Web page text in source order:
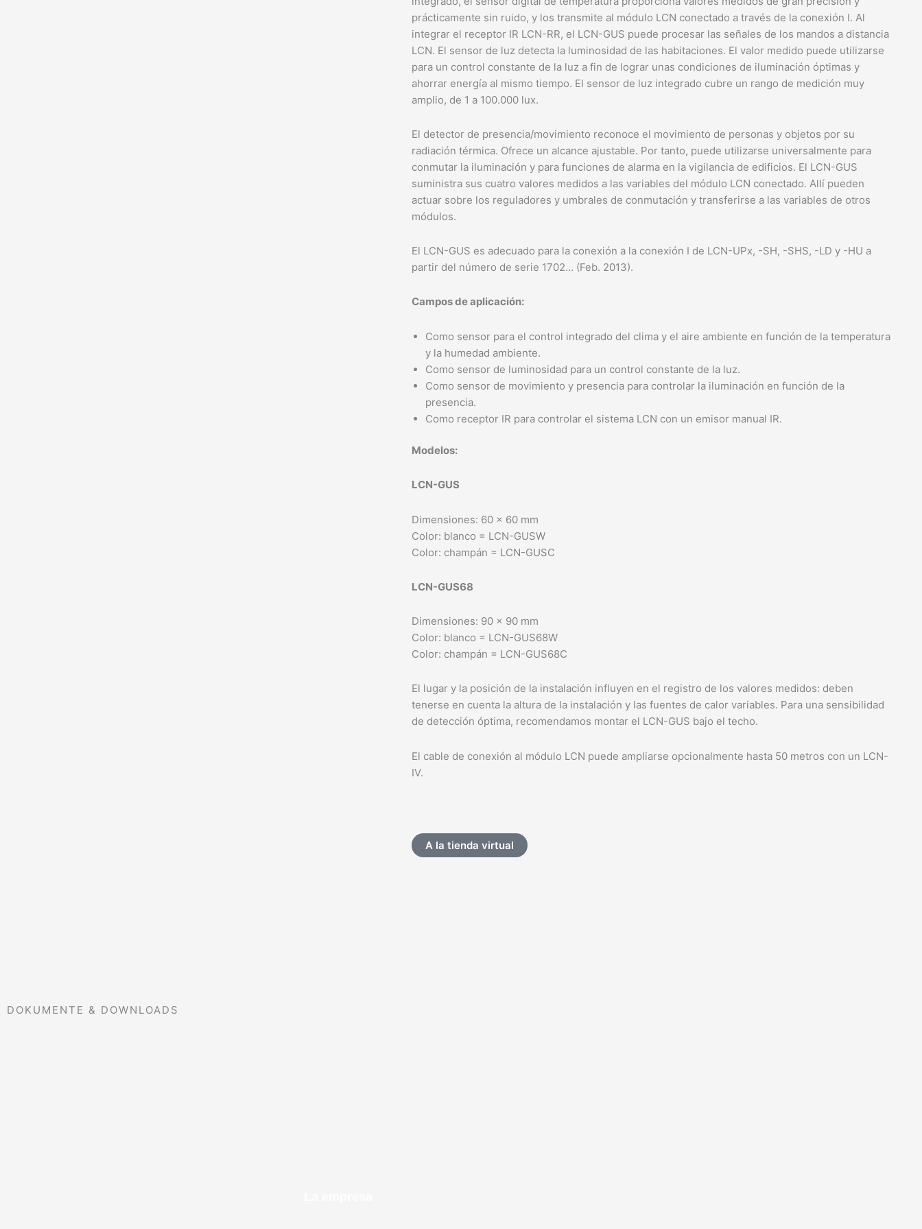
prácticamente sin ruido, y los transmite al módulo LCN conectado a través de la conexión I. Al
integrar el receptor IR LCN-RR, el LCN-GUS puede procesar las señales de los mandos a distancia
LCN. El sensor de luz detecta la luminosidad de las habitaciones. El valor medido puede utilizarse
para un control constante de la luz a fin de lograr unas condiciones de iluminación óptimas y
ahorrar energía al mismo tiempo. El sensor de luz integrado cubre un rango de medición muy
amplio, de 1 a 100.000 lux.
El detector de presencia/movimiento reconoce el movimiento de personas y objetos por su
radiación térmica. Ofrece un alcance ajustable. Por tanto, puede utilizarse universalmente para
conmutar la iluminación y para funciones de alarma en la vigilancia de edificios. El LCN-GUS
suministra sus cuatro valores medidos a las variables del módulo LCN conectado. Allí pueden
actuar sobre los reguladores y umbrales de conmutación y transferirse a las variables de otros
módulos.
El LCN-GUS es adecuado para la conexión a la conexión I de LCN-UPx, -SH, -SHS, -LD y -HU a
partir del número de serie 1702… (Feb. 2013).
Campos de aplicación:
Como sensor para el control integrado del clima y el aire ambiente en función de la temperatura
y la humedad ambiente.
Como sensor de luminosidad para un control constante de la luz.
Como sensor de movimiento y presencia para controlar la iluminación en función de la
presencia.
Como receptor IR para controlar el sistema LCN con un emisor manual IR.
Modelos:
LCN-GUS
Dimensiones: 60 x 60 mm
Color: blanco = LCN-GUSW
Color: champán = LCN-GUSC
LCN-GUS68
Dimensiones: 90 x 90 mm
Color: blanco = LCN-GUS68W
Color: champán = LCN-GUS68C
El lugar y la posición de la instalación influyen en el registro de los valores medidos: deben
tenerse en cuenta la altura de la instalación y las fuentes de calor variables. Para una sensibilidad
de detección óptima, recomendamos montar el LCN-GUS bajo el techo.
El cable de conexión al módulo LCN puede ampliarse opcionalmente hasta 50 metros con un LCN-
IV.
A la tienda virtual
DOKUMENTE & DOWNLOADS